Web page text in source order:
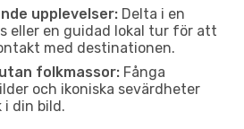
upplevelser: Delta i en
eller en guidad lokal tur för att
med destinationen.
folkmassor: Fånga
och ikoniska sevärdheter
din bild.